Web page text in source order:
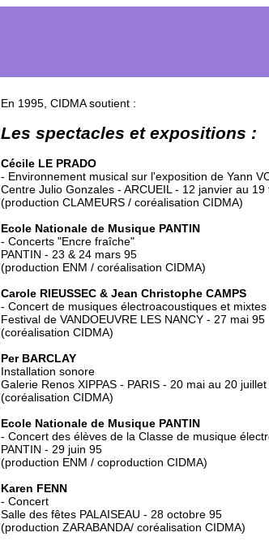
En 1995, CIDMA soutient :
Les spectacles et expositions :
Cécile LE PRADO
- Environnement musical sur l'exposition de Yann
Centre Julio Gonzales - ARCUEIL - 12 janvier au 19
(production CLAMEURS / coréalisation CIDMA)
Ecole Nationale de Musique PANTIN
- Concerts "Encre fraîche"
PANTIN - 23 & 24 mars 95
(production ENM / coréalisation CIDMA)
Carole RIEUSSEC & Jean Christophe CAMPS
- Concert de musiques électroacoustiques et mixtes
Festival de VANDOEUVRE LES NANCY - 27 mai 95
(coréalisation CIDMA)
Per BARCLAY
Installation sonore
Galerie Renos XIPPAS - PARIS - 20 mai au 20 juillet
(coréalisation CIDMA)
Ecole Nationale de Musique PANTIN
- Concert des élèves de la Classe de musique
PANTIN - 29 juin 95
(production ENM / coproduction CIDMA)
Karen FENN
- Concert
Salle des fêtes PALAISEAU - 28 octobre 95
(production ZARABANDA/ coréalisation CIDMA)